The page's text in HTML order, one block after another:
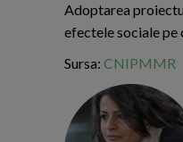
Adoptarea
efectele sociale pe
Sursa: CNIPMMR